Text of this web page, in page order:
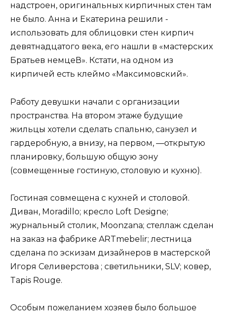
надстроен, оригинальных кирпичных стен там
не было. Анна и Екатерина решили ­
использовать для облицовки стен кирпич
девятнадцатого века, его нашли в «мастерских
Братьев немцеВ». Кстати, на одном из
кирпичей есть клеймо «Максимовский».
Работу девушки начали с организации
пространства. На втором этаже будущие
жильцы хотели сделать спальню, санузел и
гардеробную, а внизу, на первом, —открытую
планировку, большую общую зону
(совмещенные гостиную, столовую и кухню).
Гостиная совмещена с кухней и столовой.
Диван, Moradillo; кресло Loft Designe;
журнальный столик, Moonzana; стеллаж сделан
на заказ на фаб­ри­ке ARTmebelir; лестница
сделана по эскизам дизайнеров в мастерской
Игоря Селиверстова ; светильники, SLV; ковер,
Tapis Rouge.
Особым пожеланием хозяев было большое